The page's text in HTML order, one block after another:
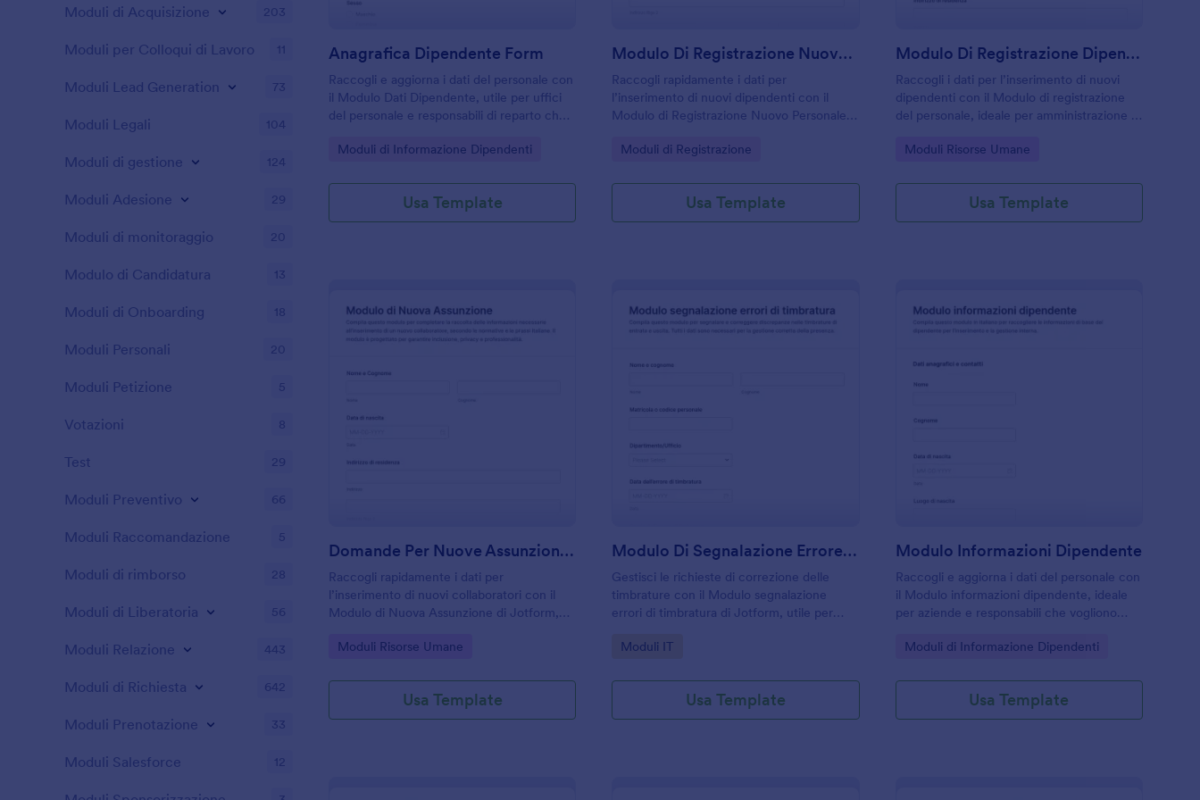
Anagrafica Dipendente Form
Raccogli e aggiorna i dati del personale con
il Modulo Dati Dipendente, utile per uffici
del personale e responsabili di reparto che
gestire ogni risposta del modulo in modo
Go to Category:
Moduli di Informazione Dipendenti
Usa Template
Modulo Di Registrazione Nuovo Assunto
Raccogli rapidamente i dati per
l’inserimento di nuovi dipendenti con il
Modulo di Registrazione Nuovo Personale e
avvio dell’onboarding in aziende di qualsiasi
Go to Category:
Moduli di Registrazione
Usa Template
Modulo Di Registrazione Dipendenti
Raccogli i dati per l’inserimento di nuovi
dipendenti con il Modulo di registrazione
del personale, ideale per amministrazione e
raccolta dati e gestire ogni risposta in modo
Go to Category:
Moduli Risorse Umane
Usa Template
Domande Per Nuove Assunzioni Questionario
Raccogli rapidamente i dati per
l’inserimento di nuovi collaboratori con il
Modulo di Nuova Assunzione di Jotform,
per standardizzare la raccolta dati e gestire
Go to Category:
Moduli Risorse Umane
Usa Template
: Modulo Di Segnalazione Errore Timbratura
Modulo Di Segnalazione Errore Timbratura
Gestisci le richieste di correzione delle
timbrature con il Modulo segnalazione
errori di timbratura di Jotform, utile per
velocizzare la raccolta dati e la gestione di
Go to Category:
Moduli IT
Usa Template
Modulo Informazioni Dipendente
Raccogli e aggiorna i dati del personale con
il Modulo informazioni dipendente, ideale
per aziende e responsabili che vogliono
risposte del modulo in modo centralizzato.
Go to Category:
Moduli di Informazione Dipendenti
Usa Template
Moduli di Acquisizione 203
Moduli per Colloqui di Lavoro 11
Moduli Lead Generation 73
Moduli Legali 104
Moduli di gestione 124
Moduli Adesione 29
Moduli di monitoraggio 20
Modulo di Candidatura 13
Moduli di Onboarding 18
Moduli Personali 20
Moduli Petizione 5
Votazioni 8
Test 29
Moduli Preventivo 66
Moduli Raccomandazione 5
Moduli di rimborso 28
Moduli di Liberatoria 56
Moduli Relazione 443
Moduli di Richiesta 642
Moduli Prenotazione 33
Moduli Salesforce 12